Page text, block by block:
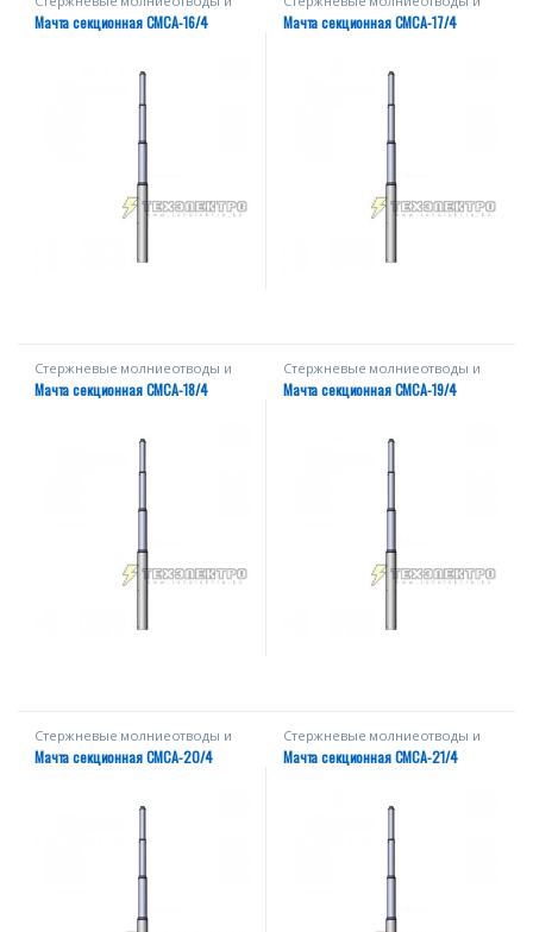
мачты
Мачта секционная СМСА-16/4 мачты
Мачта секционная СМСА-17/4
Стержневые молниеотводы и
мачты
Мачта секционная СМСА-18/4
Стержневые молниеотводы и
мачты
Мачта секционная СМСА-19/4
Стержневые молниеотводы и
мачты
Мачта секционная СМСА-20/4
Стержневые молниеотводы и
мачты
Мачта секционная СМСА-21/4